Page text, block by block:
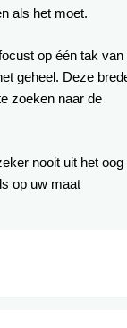
als het moet.
op één tak van
geheel. Deze
zoeken naar de
nooit uit het oog
op uw maat